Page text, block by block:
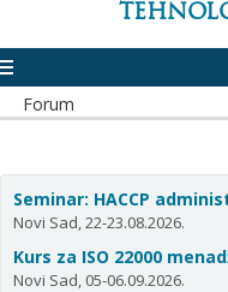
Forum
Seminar: HACCP
Novi Sad, 22-23.08.2026.
Kurs za ISO 22000
Novi Sad, 05-06.09.2026.